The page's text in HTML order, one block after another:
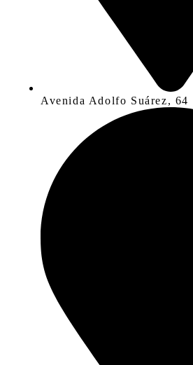
Avenida Adolfo Suárez, 64